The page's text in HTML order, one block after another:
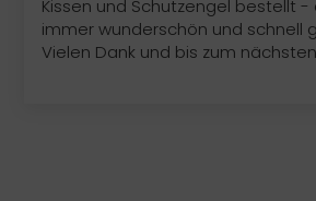
Kissen und Schutzengel bestellt -
immer wunderschön und schnell
Vielen Dank und bis zum